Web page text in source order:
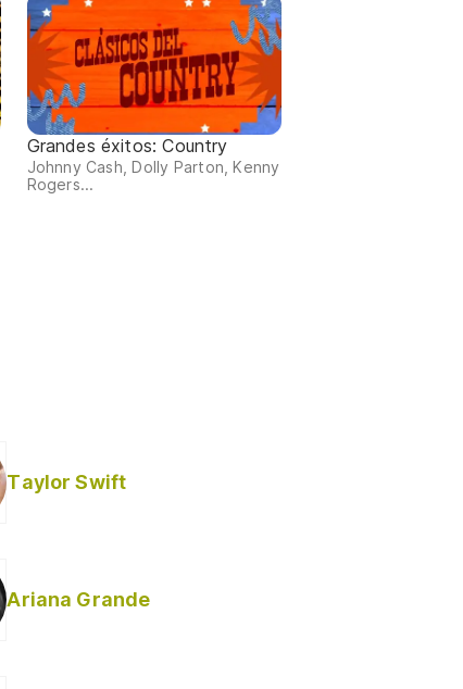
Grandes éxitos: Country
Johnny Cash, Dolly Parton, Kenny
Rogers...
Taylor Swift
Ariana Grande